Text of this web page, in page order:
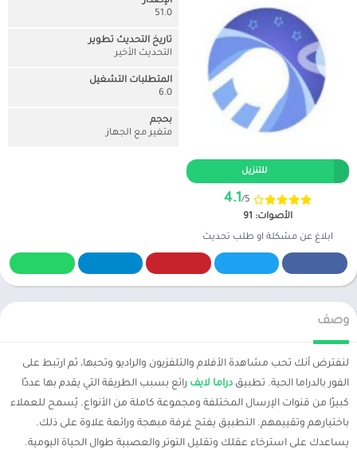
للتنزيل
4.1/5
الأصوات: 91
ابلاغ عن مشكلة او طلب تحديث
51.0
تاريخ التحديث تطوير
التحديث الأخير
المتطلبات التشغيل
6.0
بحجم
متغير مع الجهاز
وصف
لنفترض أنك تحب مشاهدة الأفلام والتلفزيون والراديو وتحبها، ثم ارتبط على
الفور بالدراما الحية. تطبيق دراما لايف رائع بسبب الطريقة التي يقدم بها عددًا
كبيرًا من قنوات الإرسال المختلفة ومجموعة كاملة من الأنواع. يُسمح للعملاء
باختيارهم وتقييمهم. التطبيق يفتح غرفة مبهجة ورائعة علاوة على ذلك.
يساعدك على استرخاء عقلك وتقليل التوتر والعصبية طوال الحياة اليومية.